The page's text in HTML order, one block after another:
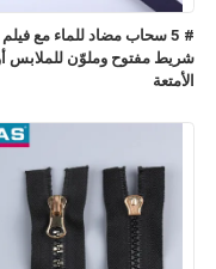
# 5 سحاب مضاد للماء مع فيلم
شريط مفتوح وملوّن للملابس
الأمتعة